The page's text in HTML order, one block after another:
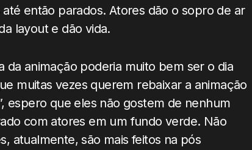
então parados. Atores dão o sopro de ar
layout e dão vida.
da animação poderia muito bem ser o dia
muitas vezes querem rebaixar a animação
espero que eles não gostem de nenhum
com atores em um fundo verde. Não
atualmente, são mais feitos na pós